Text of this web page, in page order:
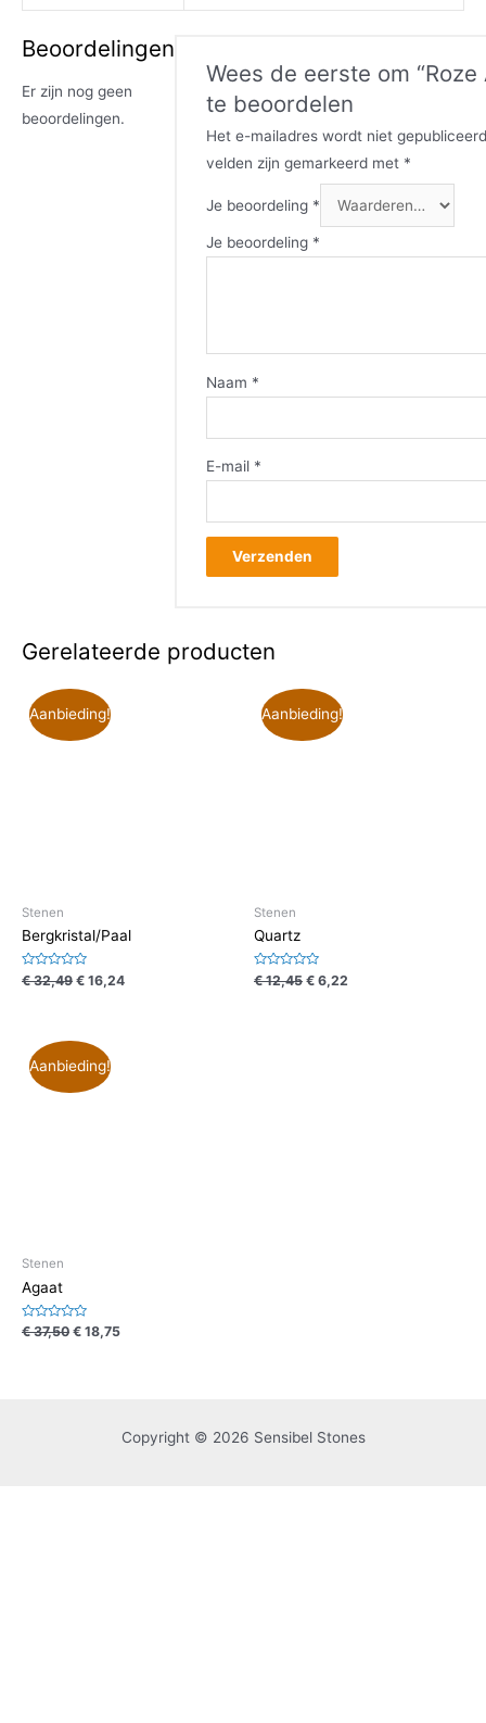
Beoordelingen
Er zijn nog geen
beoordelingen.
Wees de eerste om “Roze
te beoordelen
Het e-mailadres wordt niet
velden zijn gemarkeerd met *
Je beoordeling *
Je beoordeling *
Naam *
E-mail *
Gerelateerde producten
Aanbieding!
Stenen
Bergkristal/Paal
Waardering
0
€32,49 € 16,24
Aanbieding!
Stenen
Quartz
Waardering
0
€12,45 € 6,22
Aanbieding!
Stenen
Agaat
Waardering
€37,50 € 18,75
Copyright © 2026 Sensibel Stones